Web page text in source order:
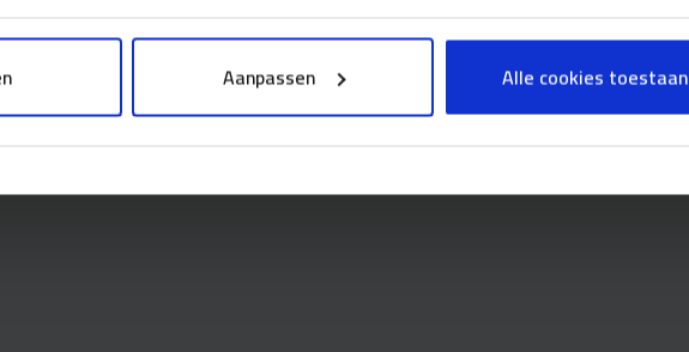
Aanpassen Alle cookies toestaan
glas, wanden en plafonds. Ze beschikken nu over een comfortabel
het prettig en veilig werken is.